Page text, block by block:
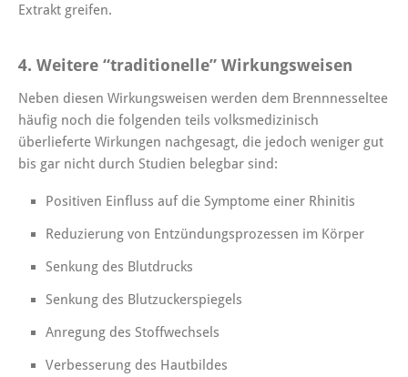
Extrakt greifen.
4. Weitere “traditionelle” Wirkungsweisen
Neben diesen Wirkungsweisen werden dem Brennnesseltee
häufig noch die folgenden teils volksmedizinisch
überlieferte Wirkungen nachgesagt, die jedoch weniger gut
bis gar nicht durch Studien belegbar sind:
Positiven Einfluss auf die Symptome einer Rhinitis
Reduzierung von Entzündungsprozessen im Körper
Senkung des Blutdrucks
Senkung des Blutzuckerspiegels
Anregung des Stoffwechsels
Verbesserung des Hautbildes